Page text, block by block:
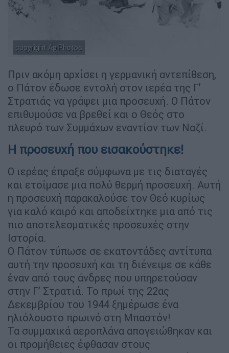
copyright Ap Photos
Πριν ακόμη αρχίσει η γερμανική αντεπίθεση,
ο Πάτον έδωσε εντολή στον ιερέα της Γ’
Στρατιάς να γράψει μια προσευχή. Ο Πάτον
επιθυμούσε να βρεθεί και ο Θεός στο
πλευρό των Συμμάχων εναντίον των Ναζί.
Η προσευχή που εισακούστηκε!
Ο ιερέας έπραξε σύμφωνα με τις διαταγές
και ετοίμασε μια πολύ θερμή προσευχή. Αυτή
η προσευχή παρακαλούσε τον Θεό κυρίως
για καλό καιρό και αποδείχτηκε μια από τις
πιο αποτελεσματικές προσευχές στην
Ιστορία.
Ο Πάτον τύπωσε σε εκατοντάδες αντίτυπα
αυτή την προσευχή και τη διένειμε σε κάθε
έναν από τους άνδρες που υπηρετούσαν
στην Γ’ Στρατιά. Το πρωί της 22ας
Δεκεμβρίου του 1944 ξημέρωσε ένα
ηλιόλουστο πρωινό στη Μπαστόν!
Τα συμμαχικά αεροπλάνα απογειώθηκαν και
οι προμήθειες έφθασαν στους